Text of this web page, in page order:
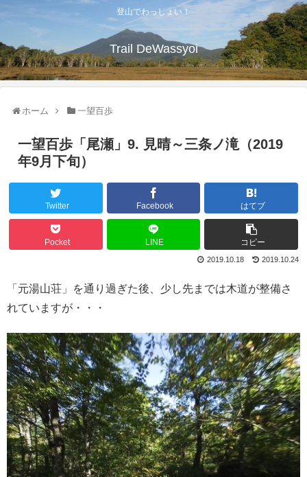
登山でわっしょい！
Trail DeWassyoi
ホーム 一望百歩
一望百歩「尾瀬」9. 見晴～三条ノ滝（2019
年9月下旬）
Twitter Facebook はてブ
Pocket LINE コピー
2019.10.24
2019.10.18
「元湯山荘」を通り過ぎた後、少し先までは木道が整備さ
れていますが・・・